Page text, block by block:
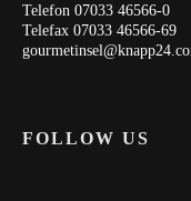
Telefon 07033 46566-0
Telefax 07033 46566-69
FOLLOW US